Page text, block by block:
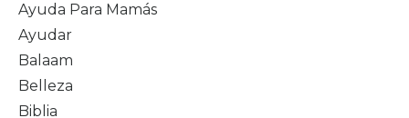
Ayuda Para Mamás
Ayudar
Balaam
Belleza
Biblia